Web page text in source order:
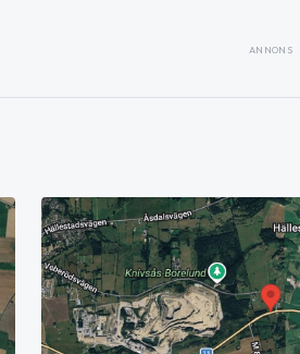
ANNONS